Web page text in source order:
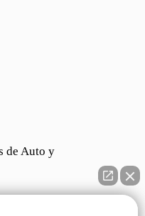
de Auto y
puedo ayudarte?